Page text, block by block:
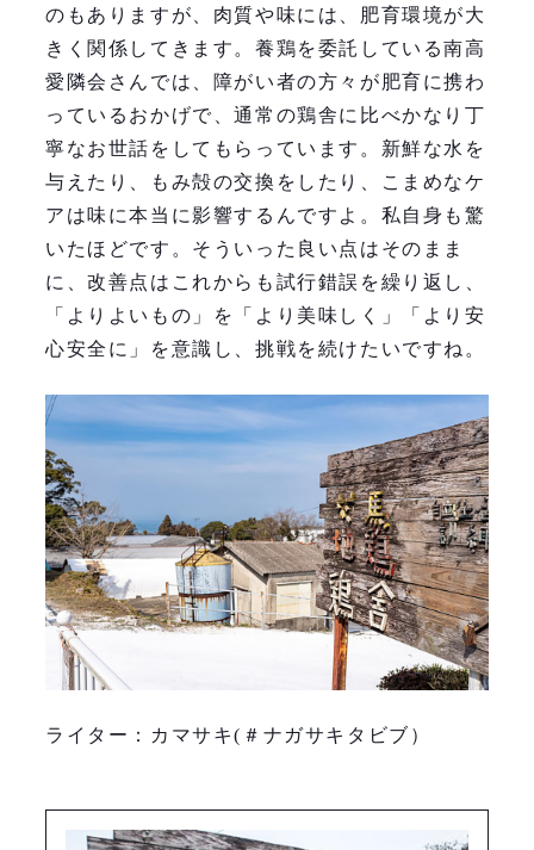
のもありますが、肉質や味には、肥育環境が大
きく関係してきます。養鶏を委託している南高
愛隣会さんでは、障がい者の方々が肥育に携わ
っているおかげで、通常の鶏舎に比べかなり丁
寧なお世話をしてもらっています。新鮮な水を
与えたり、もみ殻の交換をしたり、こまめなケ
アは味に本当に影響するんですよ。私自身も驚
いたほどです。そういった良い点はそのまま
に、改善点はこれからも試行錯誤を繰り返し、
「よりよいもの」を「より美味しく」「より安
心安全に」を意識し、挑戦を続けたいですね。
ライター：カマサキ(＃ナガサキタビブ）